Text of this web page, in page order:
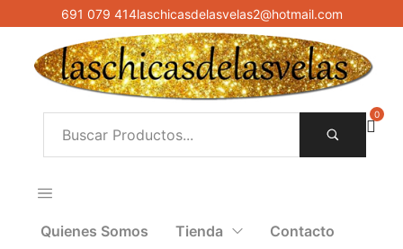
691 079 414laschicasdelasvelas2@hotmail.com
Quienes Somos Tienda Contacto
0